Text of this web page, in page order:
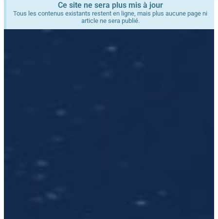
Ce site ne sera plus mis à jour
Tous les contenus existants restent en ligne, mais plus aucune page ni
article ne sera publié.